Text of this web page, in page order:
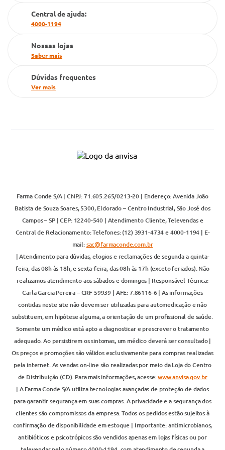
Cartão Grupo Conde
Televendas
Central de ajuda:
4000-1194
Nossas lojas
Saber mais
Dúvidas frequentes
Ver mais
Farma Conde S/A | CNPJ: 71.605.265/0213-20 | Endereço: Avenida João
Batista de Souza Soares, 5300, Eldorado – Centro Industrial, São José dos
Campos – SP | CEP: 12240-540 | Atendimento Cliente, Televendas e
Central de Relacionamento: Telefones: (12) 3931-4734 e 4000-1194 | E-
mail:sac@farmaconde.com.br
| Atendimento para dúvidas, elogios e reclamações de segunda a quinta-
feira, das 08h às 18h, e sexta-feira, das 08h às 17h (exceto feriados). Não
realizamos atendimento aos sábados e domingos | Responsável Técnica:
Carla Garcia Pereira – CRF 59939 | AFE: 7.86116-6 | As informações
contidas neste site não devem ser utilizadas para automedicação e não
substituem, em hipótese alguma, a orientação de um profissional de saúde.
Somente um médico está apto a diagnosticar e prescrever o tratamento
adequado. Ao persistirem os sintomas, um médico deverá ser consultado |
Os preços e promoções são válidos exclusivamente para compras realizadas
pela internet. As vendas on-line são realizadas por meio da Loja do Centro
de Distribuição (CD). Para mais informações, acesse:www.anvisa.gov.br
| A Farma Conde S/A utiliza tecnologias avançadas de proteção de dados
para garantir segurança em suas compras. A privacidade e a segurança dos
clientes são compromissos da empresa. Todos os pedidos estão sujeitos à
confirmação de disponibilidade em estoque | Importante: antimicrobianos,
antibióticos e psicotrópicos são vendidos apenas em lojas físicas ou por